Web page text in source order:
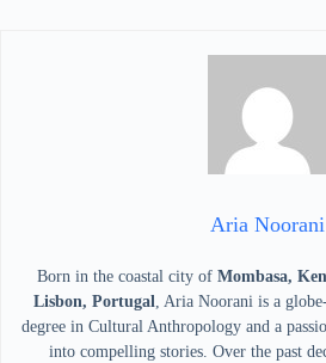
Aria Noorani
Born in the coastal city of Mombasa,
Lisbon, Portugal, Aria Noorani is a
degree in Cultural Anthropology and a
into compelling stories. Over the past